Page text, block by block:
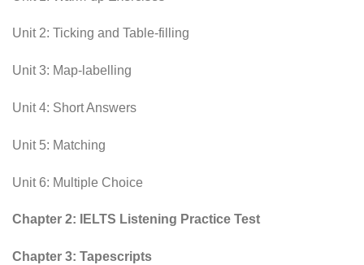
Unit 2: Ticking and Table-filling
Unit 3: Map-labelling
Unit 4: Short Answers
Unit 5: Matching
Unit 6: Multiple Choice
Chapter 2: IELTS Listening Practice Test
Chapter 3: Tapescripts